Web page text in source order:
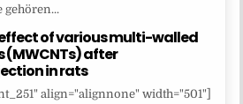
gehören...
of various multi-walled
(MWCNTs) after
in rats
align="alignnone" width="501"]